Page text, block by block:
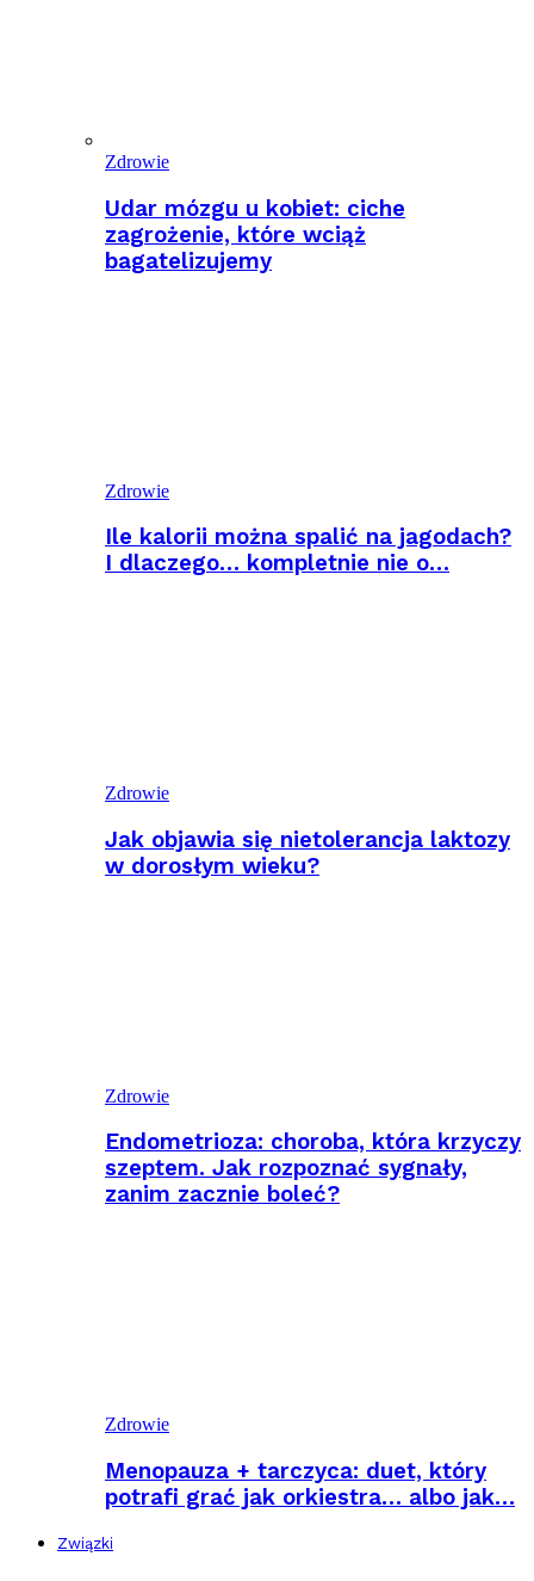
Zdrowie
Udar mózgu u kobiet: ciche
zagrożenie, które wciąż
bagatelizujemy
Zdrowie
Ile kalorii można spalić na jagodach?
I dlaczego… kompletnie nie o…
Zdrowie
Jak objawia się nietolerancja laktozy
w dorosłym wieku?
Zdrowie
Endometrioza: choroba, która krzyczy
szeptem. Jak rozpoznać sygnały,
zanim zacznie boleć?
Zdrowie
Menopauza + tarczyca: duet, który
potrafi grać jak orkiestra… albo jak…
Związki